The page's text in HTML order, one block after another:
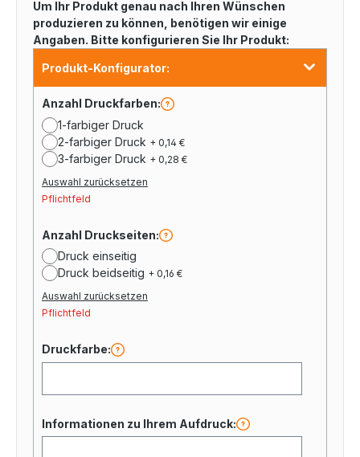
Um Ihr Produkt genau nach Ihren Wünschen
produzieren zu können, benötigen wir einige
Angaben. Bitte konfigurieren Sie Ihr Produkt:
Produkt-Konfigurator:
Anzahl Druckfarben:
1-farbiger Druck
2-farbiger Druck + 0,14 €
3-farbiger Druck + 0,28 €
Auswahl zurücksetzen
Pflichtfeld
Anzahl Druckseiten:
Druck einseitig
Druck beidseitig + 0,16 €
Auswahl zurücksetzen
Pflichtfeld
Druckfarbe:
Informationen zu Ihrem Aufdruck: